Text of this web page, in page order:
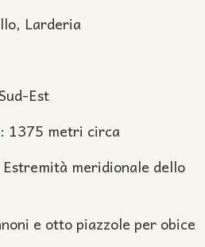
Larderia
Est
: 1375 metri circa
Estremità meridionale dello
e otto piazzole per obice